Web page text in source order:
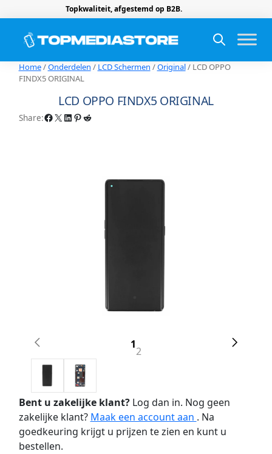
Topkwaliteit, afgestemd op B2B.
Home/Onderdelen / LCD Schermen /Original/ LCD OPPO
FINDX5 ORIGINAL
LCD OPPO FINDX5 ORIGINAL
Share:Facebook X LinkedIn Pinterest Reddit
1
2
Bent u zakelijke klant?Log dan in. Nog geen
zakelijke klant? Maak een account aan . Na
goedkeuring krijgt u prijzen te zien en kunt u
bestellen.